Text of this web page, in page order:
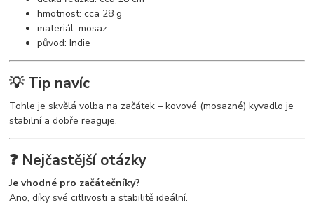
hmotnost: cca 28 g
materiál: mosaz
původ: Indie
💡 Tip navíc
Tohle je skvělá volba na začátek – kovové (mosazné) kyvadlo je
stabilní a dobře reaguje.
❓ Nejčastější otázky
Je vhodné pro začátečníky?
Ano, díky své citlivosti a stabilitě ideální.